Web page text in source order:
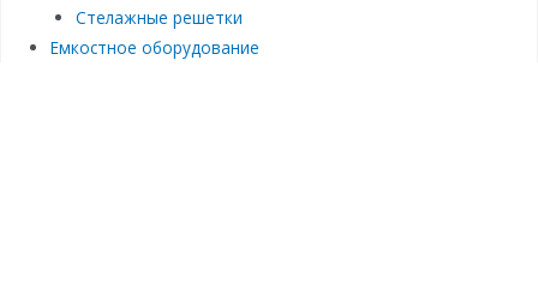
Стелажные решетки
Емкостное оборудование